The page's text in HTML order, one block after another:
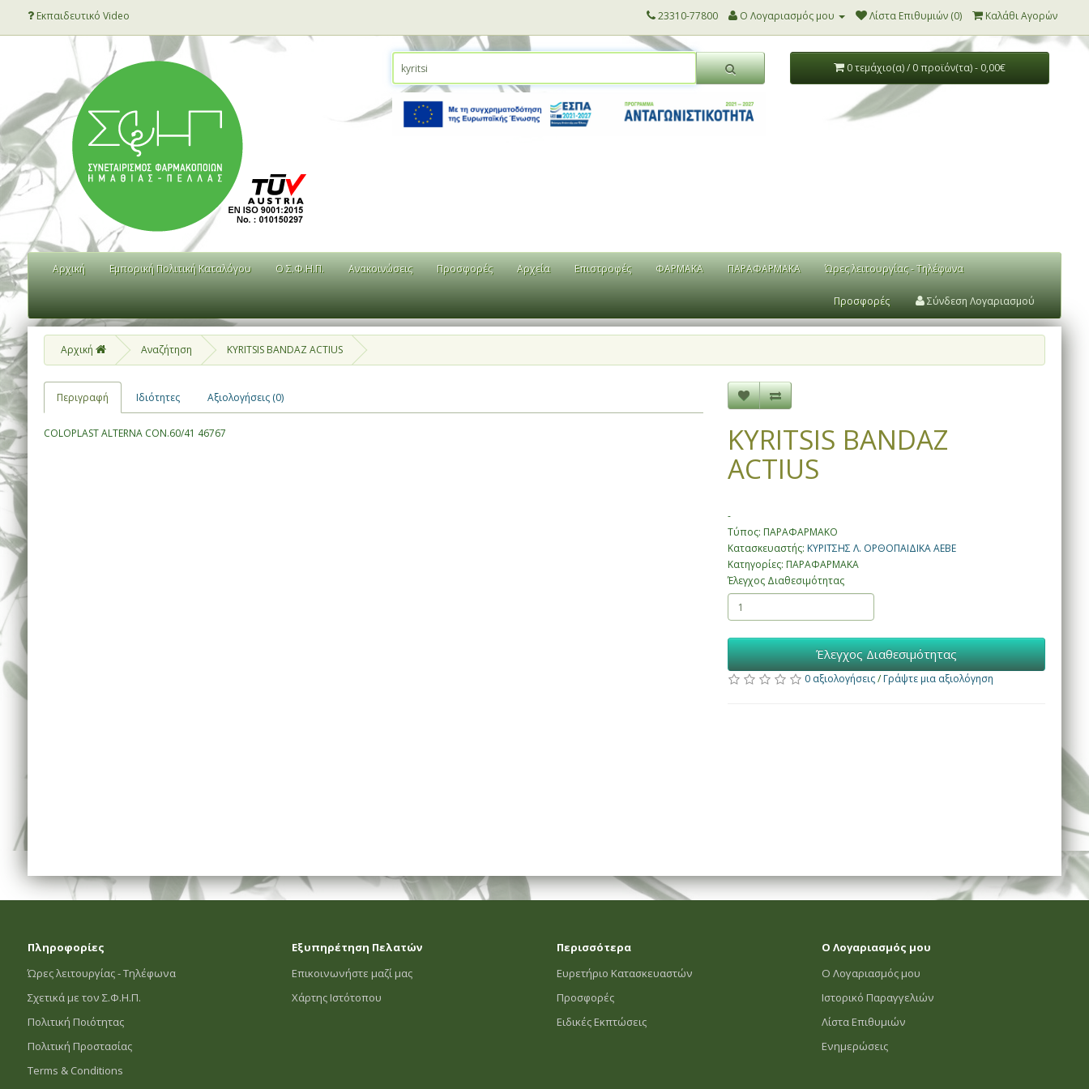
Εκπαιδευτικό Video 23310-77800 Ο Λογαριασμός μου Λίστα Επιθυμιών (0) Καλάθι Αγορών
0 τεμάχιο(α) / 0 προϊόν(τα) - 0,00€
Αρχική Εμπορική Πολιτική Καταλόγου Ο Σ.Φ.Η.Π. Ανακοινώσεις Προσφορές Αρχεία Επιστροφές ΦΑΡΜΑΚΑ ΠΑΡΑΦΑΡΜΑΚΑ Ώρες λειτουργίας - Τηλέφωνα
Προσφορές Σύνδεση Λογαριασμού
Αρχική Αναζήτηση KYRITSIS BANDAZ ACTIUS
Περιγραφή Ιδιότητες Αξιολογήσεις (0)
COLOPLAST ALTERNA CON.60/41 46767
KYRITSIS BANDAZ
ACTIUS
-
Τύπος: ΠΑΡΑΦΑΡΜΑΚΟ
Κατασκευαστής: ΚΥΡΙΤΣΗΣ Λ. ΟΡΘΟΠΑΙΔΙΚΑ ΑΕΒΕ
Κατηγορίες: ΠΑΡΑΦΑΡΜΑΚΑ
Έλεγχος Διαθεσιμότητας
Έλεγχος Διαθεσιμότητας
0 αξιολογήσεις/ Γράψτε μια αξιολόγηση
Πληροφορίες
Ώρες λειτουργίας - Τηλέφωνα
Σχετικά με τον Σ.Φ.Η.Π.
Πολιτική Ποιότητας
Πολιτική Προστασίας
Terms & Conditions
Εξυπηρέτηση Πελατών
Επικοινωνήστε μαζί μας
Χάρτης Ιστότοπου
Περισσότερα
Ευρετήριο Κατασκευαστών
Προσφορές
Ειδικές Εκπτώσεις
Ο Λογαριασμός μου
Ο Λογαριασμός μου
Ιστορικό Παραγγελιών
Λίστα Επιθυμιών
Ενημερώσεις